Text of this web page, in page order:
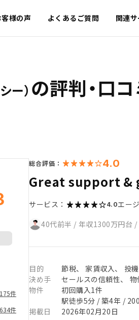
客様の声 よくあるご質問 関連
ー） の評判・口コ
件
件
総合評価： 4.0
Great support &
サービス： 4.0エー
40代前半 / 年収1300万円台 /
目的
節税、 家賃収入、 投
決め手
セールスの信頼性、
物件
初回購入1件
駅徒歩5分 / 築4年 /
掲載日
2026年02月20日